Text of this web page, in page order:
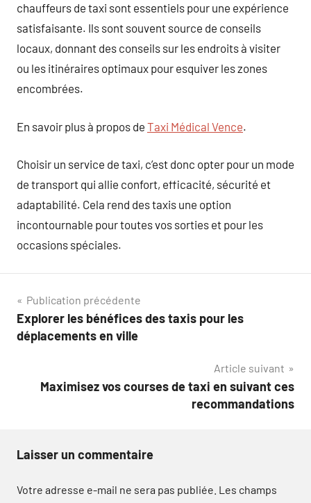
chauffeurs de taxi sont essentiels pour une expérience
satisfaisante. Ils sont souvent source de conseils
locaux, donnant des conseils sur les endroits à visiter
ou les itinéraires optimaux pour esquiver les zones
encombrées.
En savoir plus à propos de Taxi Médical Vence.
Choisir un service de taxi, c’est donc opter pour un mode
de transport qui allie confort, efficacité, sécurité et
adaptabilité. Cela rend des taxis une option
incontournable pour toutes vos sorties et pour les
occasions spéciales.
Navigation
de
Publication précédente
Explorer les bénéfices des taxis pour les
déplacements en ville
Article suivant
Maximisez vos courses de taxi en suivant ces
recommandations
Laisser un commentaire
Votre adresse e-mail ne sera pas publiée. Les champs